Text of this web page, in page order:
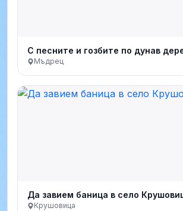
С песните и гозбите по дунав
Мъдрец
Да завием баница в село
Крушовица